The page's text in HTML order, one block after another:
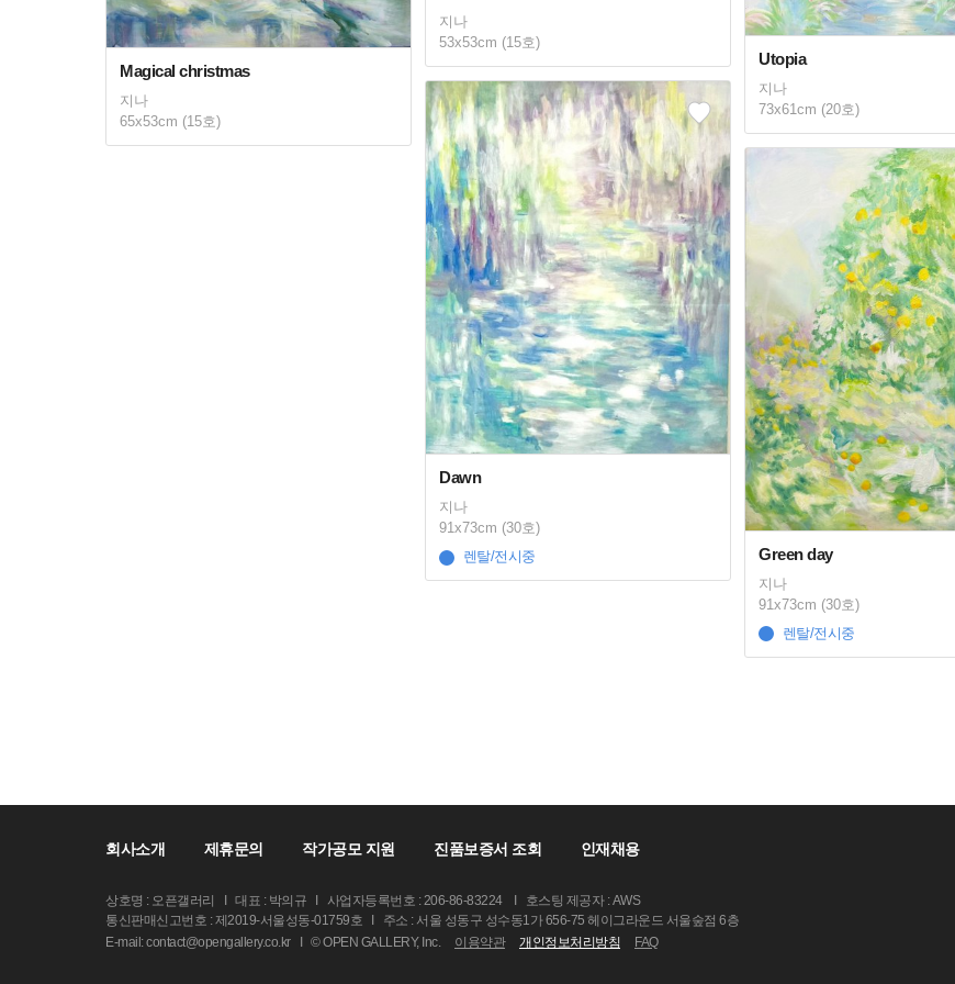
Magical christmas
지나
65x53cm (15호)
지나
53x53cm (15호)
Utopia
지나
73x61cm (20호)
Dawn
지나
91x73cm (30호)
렌탈/전시중
Green day
지나
91x73cm (30호)
렌탈/전시중
회사소개 제휴문의 작가공모 지원 진품보증서 조회 인재채용
상호명 : 오픈갤러리 대표 : 박의규 사업자등록번호 : 206-86-83224
호스팅 제공자 : AWS
통신판매신고번호 : 제2019-서울성동-01759호
주소 : 서울 성동구 성수동1가 656-75 헤이그라운드 서울숲점 6층
E-mail: contact@opengallery.co.kr
© OPEN GALLERY, Inc. 이용약관 개인정보처리방침 FAQ